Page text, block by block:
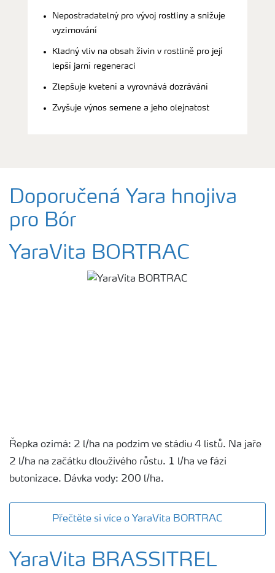
Nepostradatelný pro vývoj rostliny a snižuje
vyzimování
Kladný vliv na obsah živin v rostlině pro její
lepší jarní regeneraci
Zlepšuje kvetení a vyrovnává dozrávání
Zvyšuje výnos semene a jeho olejnatost
Doporučená Yara hnojiva
pro Bór
YaraVita BORTRAC
Řepka ozimá: 2 l/ha na podzim ve stádiu 4 listů. Na jaře
2 l/ha na začátku dlouživého růstu. 1 l/ha ve fázi
butonizace. Dávka vody: 200 l/ha.
Přečtěte si více o YaraVita BORTRAC
YaraVita BRASSITREL